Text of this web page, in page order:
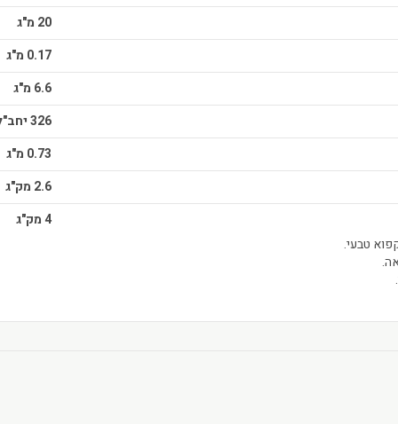
20 מ"ג
0.17 מ"ג
6.6 מ"ג
326 יחב"ל (IU)
0.73 מ"ג
2.6 מק"ג
4 מק"ג
טבעי.